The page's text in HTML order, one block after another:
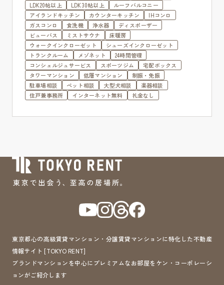
LDK20帖以上
LDK30帖以上
ルーフバルコニー
アイランドキッチン
カウンターキッチン
IHコンロ
ガスコンロ
食洗機 浄水器
ディスポーザー
ビューバス
ミストサウナ
床暖房
ウォークインクローゼット
シューズインクローゼット
トランクルーム
メゾネット
24時間管理
コンシェルジュサービス
スポーツジム
宅配ボックス
タワーマンション
低層マンション
制振・免振
駐車場相談
ペット相談 大型犬相談
楽器相談
住戸兼事務所
インターネット無料 礼金なし
東京都心の高級賃貸マンション・分譲賃貸マンションに特化した不動産
情報サイト [TOKYO RENT]
ブランドマンションを中心にプレミアムなお部屋をケン・コーポレーシ
ョンがご紹介します